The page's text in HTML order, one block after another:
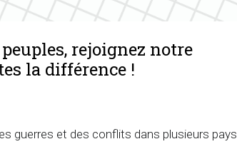
rejoignez notre
la différence !
guerres et des conflits dans plusieurs pays